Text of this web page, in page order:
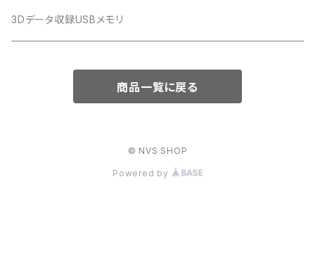
3Dデータ収録USBメモリ
商品一覧に戻る
© NVS SHOP
Powered by